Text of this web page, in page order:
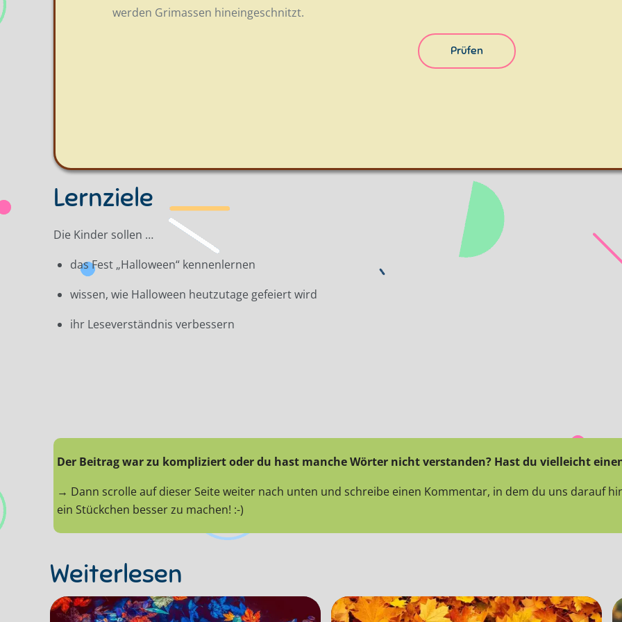
werden Grimassen hineingeschnitzt.
Prüfen
Lernziele
Die Kinder sollen …
das Fest „Halloween“ kennenlernen
wissen, wie Halloween heutzutage gefeiert wird
ihr Leseverständnis verbessern
Der Beitrag war zu kompliziert oder du hast manche Wörter nicht verstanden? Hast du vielleicht
→ Dann scrolle auf dieser Seite weiter nach unten und schreibe einen Kommentar, in dem du uns darauf
ein Stückchen besser zu machen! :-)
Weiterlesen